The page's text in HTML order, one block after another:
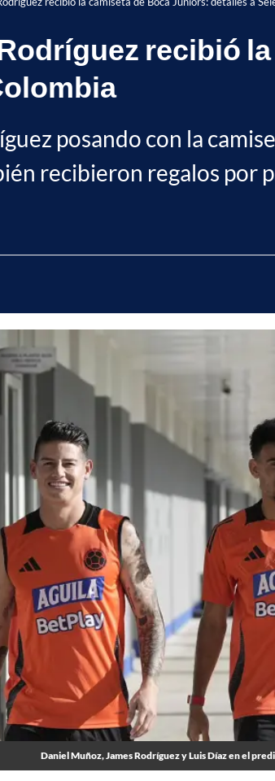
recibió
posando con la
recibieron regalos por
Daniel Muñoz, James Rodríguez y Luis Díaz en el